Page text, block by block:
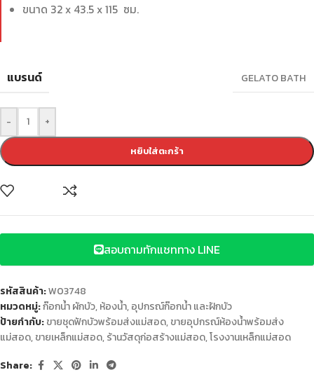
ขนาด 32 x 43.5 x 115 ซม.
แบรนด์ GELATO BATH
- +
หยิบใส่ตะกร้า
สอบถามทักแชททาง LINE
รหัสสินค้า:W03748
หมวดหมู่:ก๊อกน้ำ ผักบัว,ห้องน้ำ,อุปกรณ์ก๊อกน้ำ และฝักบัว
ป้ายกำกับ:ขายชุดฟักบัวพร้อมส่งแม่สอด,ขายอุปกรณ์ห้องน้ำพร้อมส่ง
แม่สอด,ขายเหล็กแม่สอด,ร้านวัสดุก่อสร้างแม่สอด,โรงงานเหล็กแม่สอด
Share: